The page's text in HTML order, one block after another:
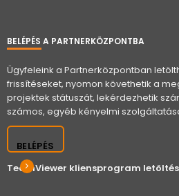
BELÉPÉS A PARTNERKÖZPONTBA
Ügyfeleink a Partnerközpontban
frissítéseket, nyomon követhetik a
projektek státuszát, lekérdezhetik
számos, egyéb kényelmi
BELÉPÉS
TeamViewer kliensprogram